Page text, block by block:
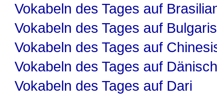
Vokabeln des Tages auf
Vokabeln des Tages auf
Vokabeln des Tages auf
Vokabeln des Tages auf Dänisch
Vokabeln des Tages auf Dari